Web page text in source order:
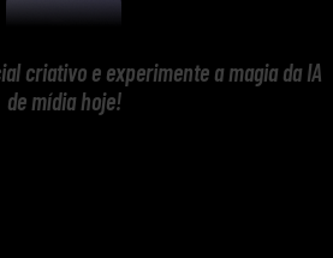
criativo e experimente a magia da IA
de mídia hoje!